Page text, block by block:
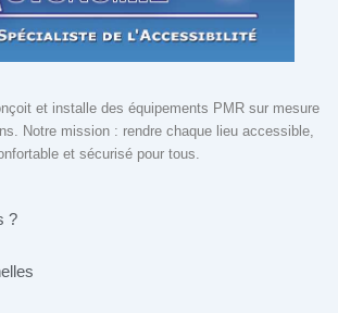
et installe des équipements PMR sur mesure
Notre mission : rendre chaque lieu accessible,
et sécurisé pour tous.
?